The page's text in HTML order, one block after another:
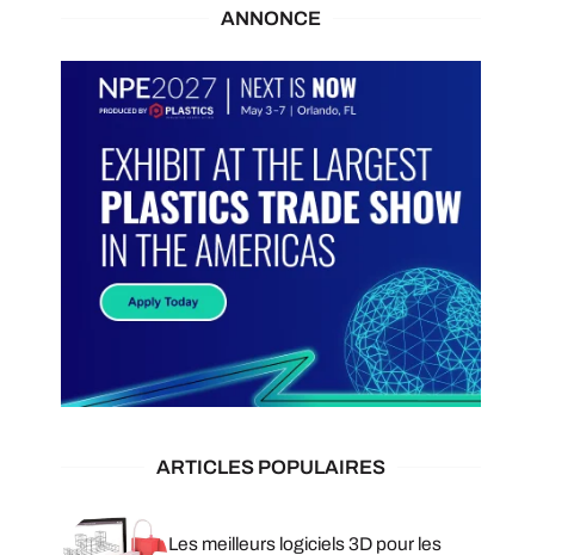
ANNONCE
ARTICLES POPULAIRES
Les meilleurs logiciels 3D pour les